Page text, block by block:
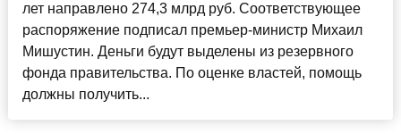
лет направлено 274,3 млрд руб. Соответствующее
распоряжение подписал премьер-министр Михаил
Мишустин. Деньги будут выделены из резервного
фонда правительства. По оценке властей, помощь
должны получить...